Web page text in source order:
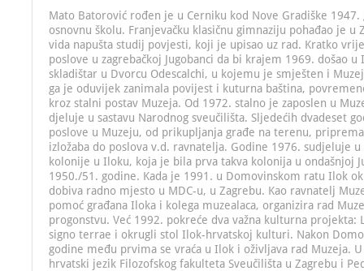
Mato Batorović rođen je u Cerniku kod Nove Gradiške
osnovnu školu. Franjevačku klasičnu gimnaziju pohađao je u
vida napušta studij povjesti, koji je upisao uz rad. Kratko
poslove u zagrebačkoj Jugobanci da bi krajem 1969. došao u
skladištar u Dvorcu Odescalchi, u kojemu je smješten i
ga je oduvijek zanimala povijest i kuturna baština,
kroz stalni postav Muzeja. Od 1972. stalno je zaposlen u
djeluje u sastavu Narodnog sveučilišta. Sljedećih dvadeset
poslove u Muzeju, od prikupljanja građe na terenu,
izložaba do poslova v.d. ravnatelja. Godine 1976. sudjeluje
kolonije u Iloku, koja je bila prva takva kolonija u ondašnjoj
1950./51. godine. Kada je 1991. u Domovinskom ratu Ilok
dobiva radno mjesto u MDC-u, u Zagrebu. Kao ravnatelj
pomoć građana Iloka i kolega muzealaca, organizira rad
progonstvu. Već 1992. pokreće dva važna kulturna projekta:
signo terrae i okrugli stol Ilok-hrvatskoj kulturi. Nakon
godine među prvima se vraća u Ilok i oživljava rad Muzeja.
hrvatski jezik Filozofskog fakulteta Sveučilišta u Zagrebu i